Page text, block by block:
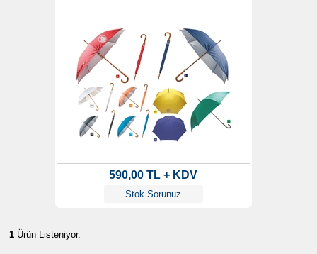
590,00 TL + KDV
Stok Sorunuz
1Ürün Listeniyor.